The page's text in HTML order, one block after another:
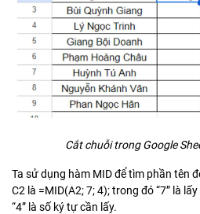
Cắt chuỗi trong Google
Ta sử dụng hàm MID để tìm phần tên
C2 là =MID(A2; 7; 4); trong đó “7” là
“4” là số ký tự cần lấy.